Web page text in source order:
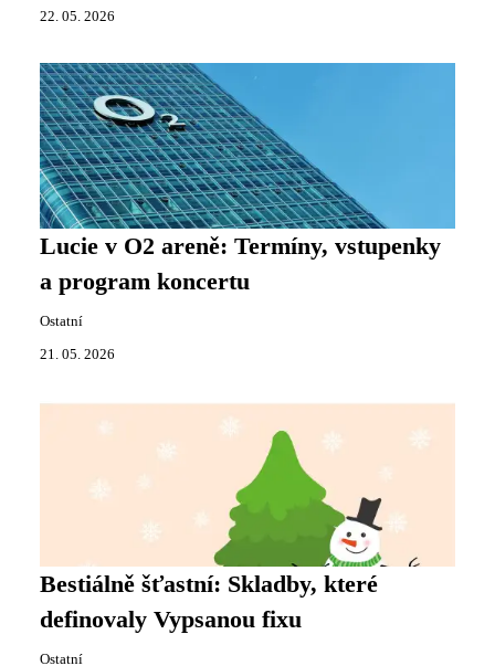
22. 05. 2026
Lucie v O2 areně: Termíny, vstupenky
a program koncertu
Ostatní
21. 05. 2026
Bestiálně šťastní: Skladby, které
definovaly Vypsanou fixu
Ostatní